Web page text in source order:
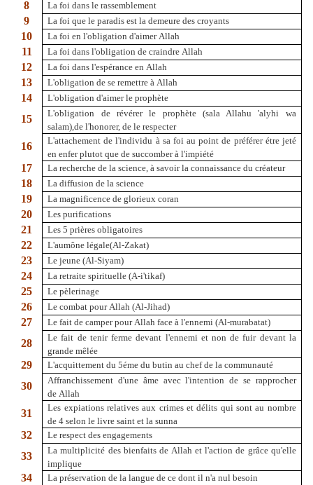
8 La foi dans le rassemblement
9 La foi que le paradis est la demeure des croyants
10 La foi en l'obligation d'aimer Allah
11 La foi dans l'obligation de craindre Allah
12 La foi dans l'espérance en Allah
13 L'obligation de se remettre à Allah
14 L'obligation d'aimer le prophète
15
L'obligation de révérer le prophète (sala Allahu 'alyhi wa
salam),de l'honorer, de le respecter
16
L'attachement de l'individu à sa foi au point de préférer étre jeté
en enfer plutot que de succomber à l'impiété
17 La recherche de la science, à savoir la connaissance du créateur
18 La diffusion de la science
19 La magnificence de glorieux coran
20 Les purifications
21 Les 5 prières obligatoires
22 L'aumône légale(Al-Zakat)
23 Le jeune (Al-Siyam)
24 La retraite spirituelle (A-i'tikaf)
25 Le pèlerinage
26 Le combat pour Allah (Al-Jihad)
27 Le fait de camper pour Allah face à l'ennemi (Al-murabatat)
28
Le fait de tenir ferme devant l'ennemi et non de fuir devant la
grande mêlée
29 L'acquittement du 5éme du butin au chef de la communauté
30
Affranchissement d'une âme avec l'intention de se rapprocher
de Allah
31
Les expiations relatives aux crimes et délits qui sont au nombre
de 4 selon le livre saint et la sunna
32 Le respect des engagements
33
La multiplicité des bienfaits de Allah et l'action de grâce qu'elle
implique
34 La préservation de la langue de ce dont il n'a nul besoin